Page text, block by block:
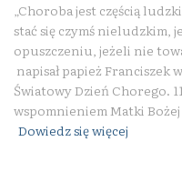
„Choroba jest częścią
stać się czymś nieludzkim,
opuszczeniu, jeżeli nie
napisał papież
Światowy Dzień Chorego.
wspomnieniem Matki
Dowiedz się więcej